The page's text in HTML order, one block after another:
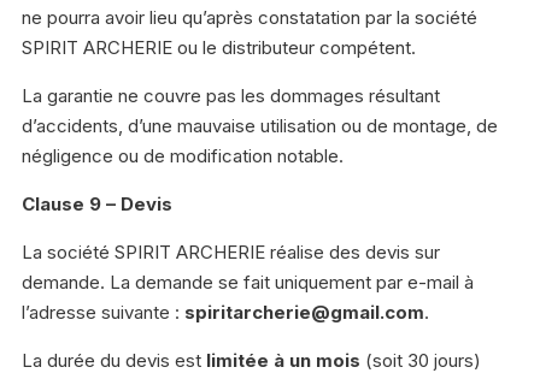
ne pourra avoir lieu qu’après constatation par la société
SPIRIT ARCHERIE ou le distributeur compétent.
La garantie ne couvre pas les dommages résultant
d’accidents, d’une mauvaise utilisation ou de montage, de
négligence ou de modification notable.
Clause 9 – Devis
La société SPIRIT ARCHERIE réalise des devis sur
demande. La demande se fait uniquement par e-mail à
l’adresse suivante : spiritarcherie@gmail.com.
La durée du devis est limitée à un mois (soit 30 jours)